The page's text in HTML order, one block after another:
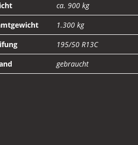
ca. 900 kg
1.300 kg
195/50 R13C
gebraucht